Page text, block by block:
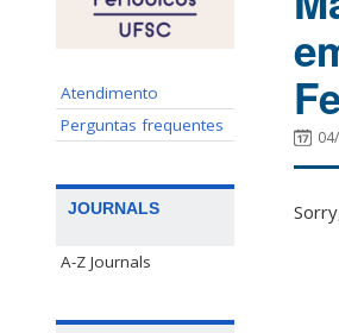
Atendimento
Perguntas frequentes
JOURNALS
A-Z Journals